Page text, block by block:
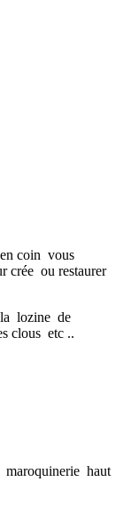
coin vous
crée ou restaurer
lozine de
clous etc ..
haut